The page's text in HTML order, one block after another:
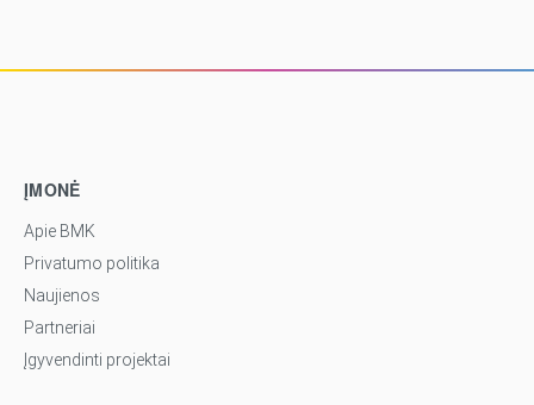
ĮMONĖ
Apie BMK
Privatumo politika
Naujienos
Partneriai
Įgyvendinti projektai